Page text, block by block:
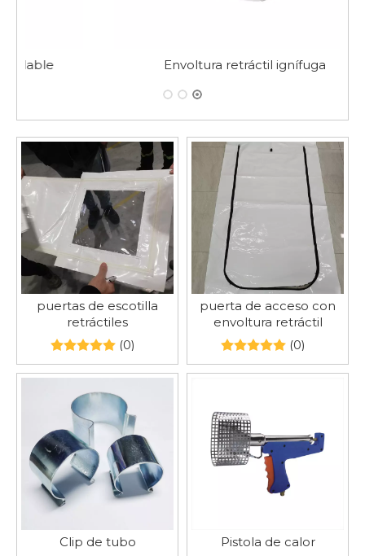
Envoltura retráctil ignífuga
puertas de escotilla
retráctiles
(0)
puerta de acceso con
envoltura retráctil
(0)
Clip de tubo
Pistola de calor